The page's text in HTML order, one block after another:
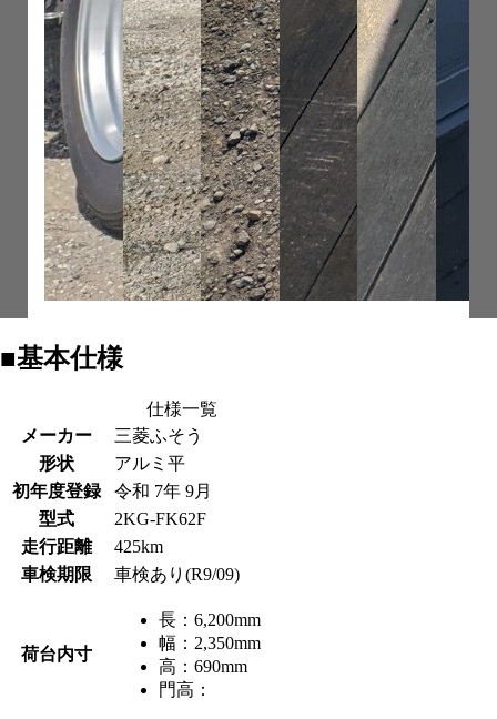
■基本仕様
仕様一覧
メーカー
三菱ふそう
形状
アルミ平
初年度登録
令和 7年 9月
型式
2KG-FK62F
走行距離
425km
車検期限
車検あり(R9/09)
荷台内寸
長： 6,200mm
幅： 2,350mm
高： 690mm
門高：